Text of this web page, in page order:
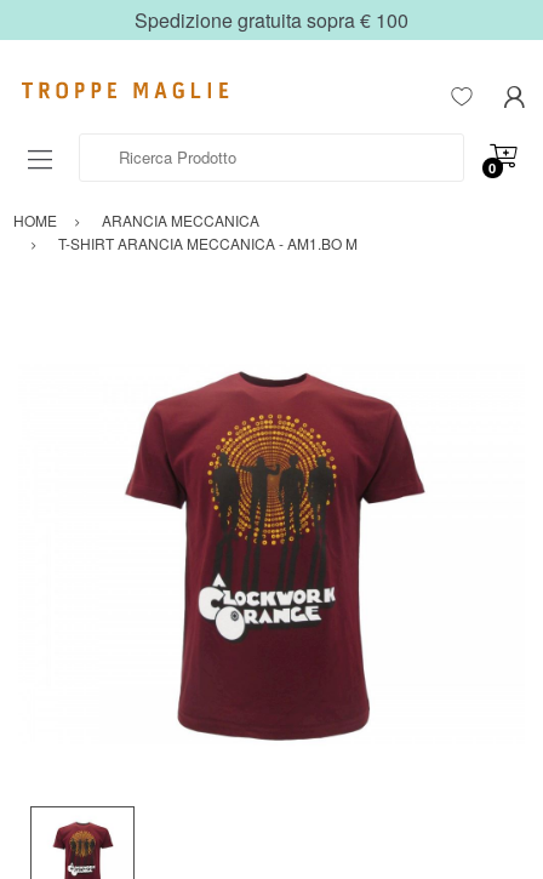
Spedizione gratuita sopra € 100
0
HOME
ARANCIA MECCANICA
T-SHIRT ARANCIA MECCANICA - AM1.BO M